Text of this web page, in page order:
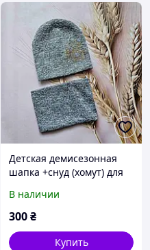
Детская демисезонная
шапка +снуд (хомут) для
Серый. Детская шапка и
хомут
В наличии
300₴
Купить